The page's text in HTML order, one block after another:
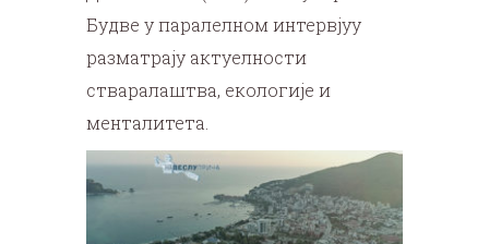
Будве у паралелном интервјуу
разматрају актуелности
стваралаштва, екологије и
менталитета.